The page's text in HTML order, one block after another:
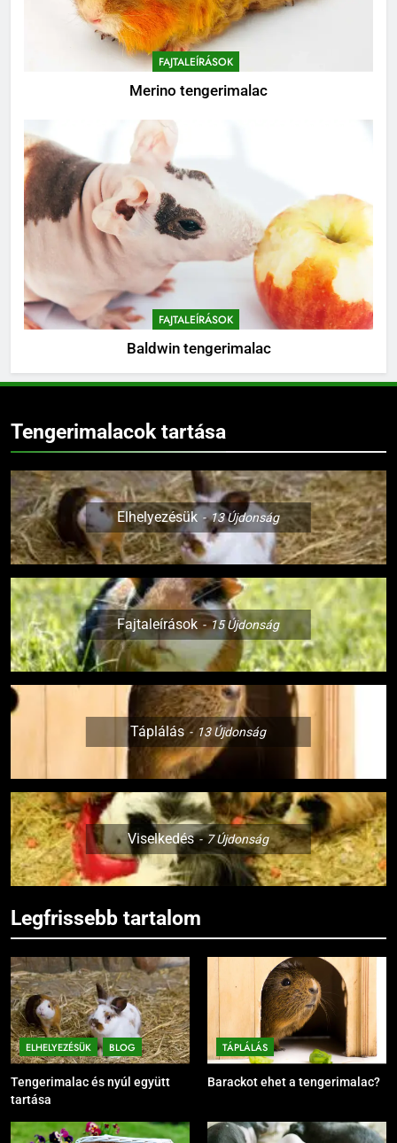
FAJTALEÍRÁSOK
Merino tengerimalac
FAJTALEÍRÁSOK
Baldwin tengerimalac
Tengerimalacok tartása
Elhelyezésük 13Újdonság
Fajtaleírások 15Újdonság
Táplálás 13Újdonság
Viselkedés 7Újdonság
Legfrissebb tartalom
ELHELYEZÉSÜK BLOG
Tengerimalac és nyúl együtt
tartása
TÁPLÁLÁS
Barackot ehet a tengerimalac?